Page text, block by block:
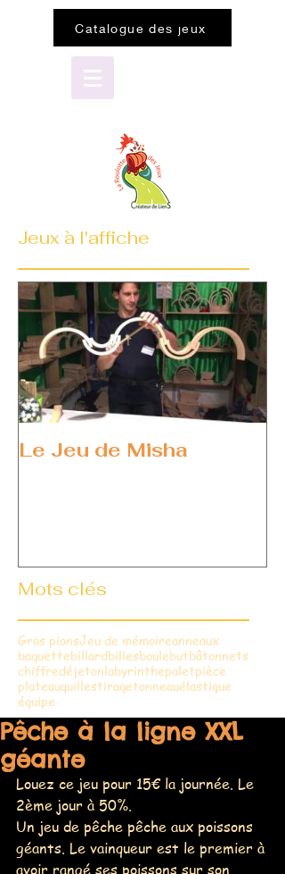
Catalogue des jeux
Jeux à l'affiche
Le Jeu de Misha
Mots clés
Gros pionsJeu de mémoireanneaux
baguettebillardbillesboulebutbâtonnets
chiffredéjetonlabyrinthepaletpièce
plateauquillestiragetonneauélastique
équipe
Pêche à la ligne XXL
géante
Louez ce jeu pour 15€ la journée. Le
2ème jour à 50%.
Un jeu de pêche pêche aux poissons
géants. Le vainqueur est le premier à
avoir rangé ses poissons sur son